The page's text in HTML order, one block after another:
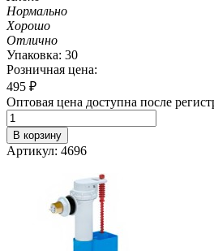
Нормально
Хорошо
Отлично
Упаковка: 30
Розничная цена:
495 ₽
Оптовая цена доступна после
В корзину
Артикул: 4696